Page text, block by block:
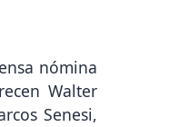
nómina
Walter
Senesi,